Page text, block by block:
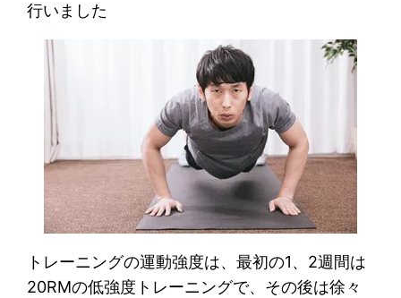
行いました
トレーニングの運動強度は、最初の1、2週間は
20RMの低強度トレーニングで、その後は徐々